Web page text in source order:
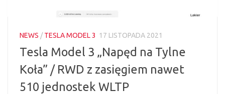
NEWS /TESLA MODEL 3 17 LISTOPADA 2021
Tesla Model 3 „Napęd na Tylne
Koła” / RWD z zasięgiem nawet
510 jednostek WLTP